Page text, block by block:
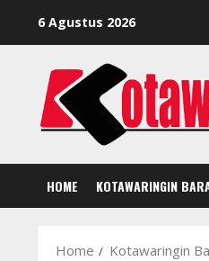
6 Agustus 2026
HOME KOTAWARINGIN
Home Kotawaringin